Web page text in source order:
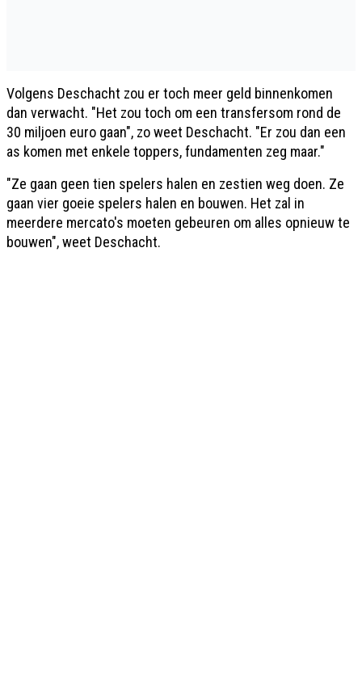
Volgens Deschacht zou er toch meer geld binnenkomen
dan verwacht. "Het zou toch om een transfersom rond de
30 miljoen euro gaan", zo weet Deschacht. "Er zou dan een
as komen met enkele toppers, fundamenten zeg maar."
"Ze gaan geen tien spelers halen en zestien weg doen. Ze
gaan vier goeie spelers halen en bouwen. Het zal in
meerdere mercato's moeten gebeuren om alles opnieuw te
bouwen", weet Deschacht.